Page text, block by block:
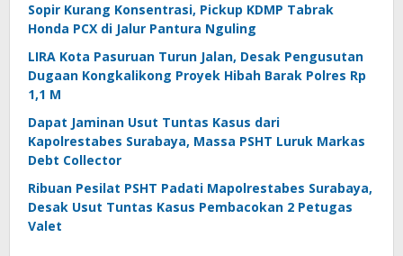
Sopir Kurang Konsentrasi, Pickup KDMP Tabrak
Honda PCX di Jalur Pantura Nguling
LIRA Kota Pasuruan Turun Jalan, Desak Pengusutan
Dugaan Kongkalikong Proyek Hibah Barak Polres Rp
1,1 M
Dapat Jaminan Usut Tuntas Kasus dari
Kapolrestabes Surabaya, Massa PSHT Luruk Markas
Debt Collector
Ribuan Pesilat PSHT Padati Mapolrestabes Surabaya,
Desak Usut Tuntas Kasus Pembacokan 2 Petugas
Valet